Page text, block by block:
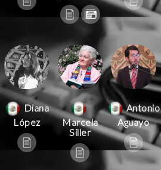
Diana
López
Marcela
Siller
Antonio
Aguayo